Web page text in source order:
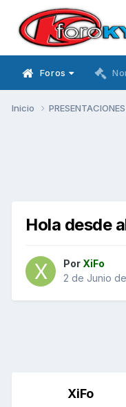
Foros
Inicio PRESENTACIONES
Hola desde
Por XiFo
2 de Junio
XiFo